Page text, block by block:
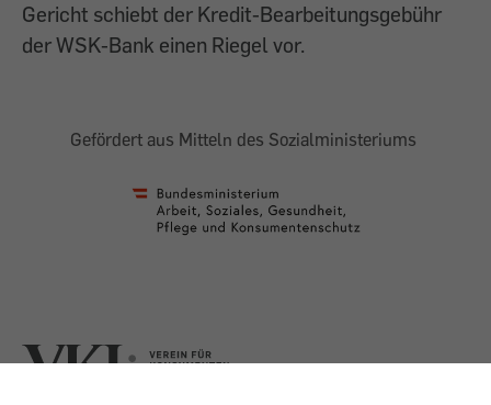
Gericht schiebt der Kredit-Bearbeitungsgebühr
der WSK-Bank einen Riegel vor.
Gefördert aus Mitteln des Sozialministeriums